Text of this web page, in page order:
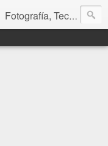
Fotografía, Tecnología, Cine y Videojuegos en un Blog Multitemática. El rinconcito del creador de FotoMuseo 3D y Left 4 SGC.